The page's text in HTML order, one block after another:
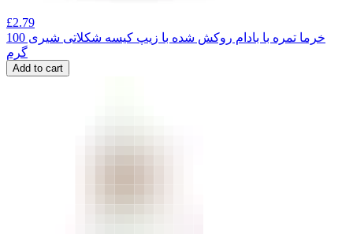
£2.79
خرما تمره با بادام روکش شده با زیپ کیسه شکلاتی شیری 100
گرم
Add to cart